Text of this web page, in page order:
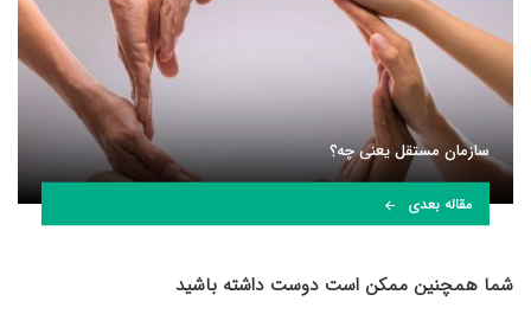
سازمان مستقل یعنی چه؟
مقاله بعدی
شما همچنین ممکن است دوست داشته باشید